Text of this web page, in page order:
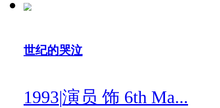
世纪的哭泣
1993|演员 饰 6th Ma...